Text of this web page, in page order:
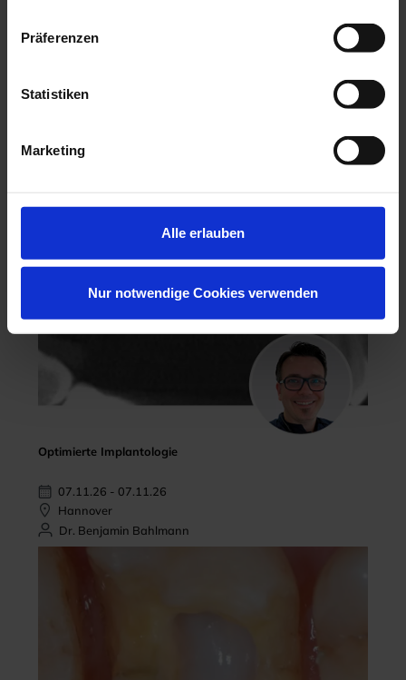
Präferenzen
Statistiken
Marketing
Alle erlauben
Nur notwendige Cookies verwenden
Keine freien Plätze
Optimierte Implantologie
07.11.26 - 07.11.26
Hannover
Dr. Benjamin Bahlmann